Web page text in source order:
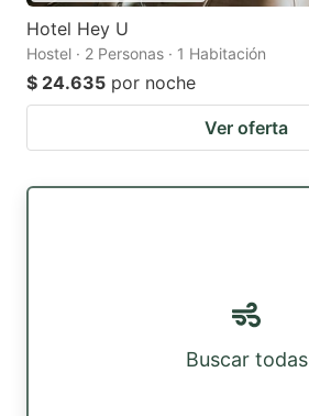
Hotel Hey U
Hostel · 2 Personas · 1 Habitación
$ 24.635 por noche
Ver oferta
Buscar todas